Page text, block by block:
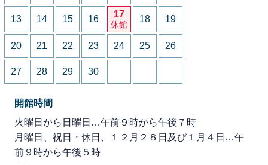
13 14 15 16 17
休館
18 19
20 21 22 23 24 25 26
27 28 29 30
開館時間
火曜日から日曜日…午前９時から午後７時
月曜日、祝日・休日、１２月２８日及び１月４日…午
前９時から午後５時